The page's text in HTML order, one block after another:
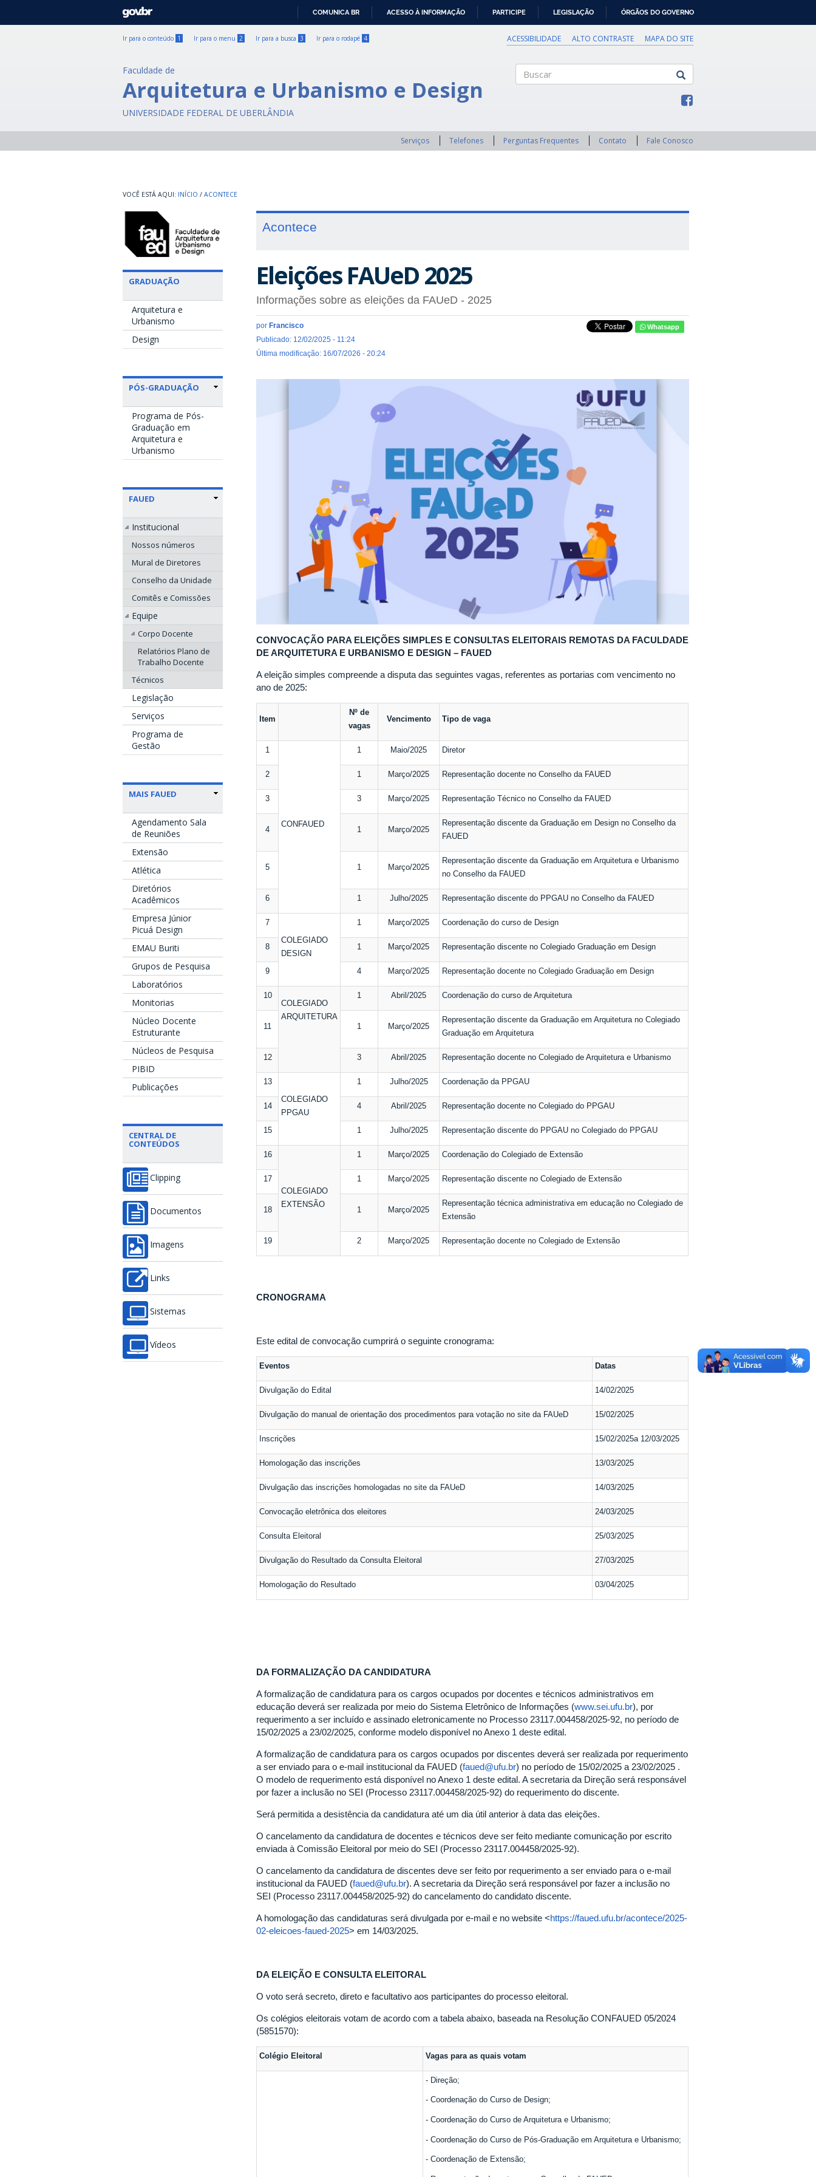
GOVBR
COMUNICA BR ACESSO À INFORMAÇÃO PARTICIPE LEGISLAÇÃO ÓRGÃOS DO GOVERNO
Ir para o conteúdo 1 Ir para o menu 2 Ir para a busca 3 Ir para o rodapé 4 ACESSIBILIDADE ALTO CONTRASTE MAPA DO SITE
Faculdade de
Arquitetura e Urbanismo e Design
UNIVERSIDADE FEDERAL DE UBERLÂNDIA
Serviços Telefones Perguntas Frequentes Contato Fale Conosco
INÍCIO / ACONTECE
GRADUAÇÃO
Arquitetura e
Urbanismo
Design
PÓS-GRADUAÇÃO
Programa de Pós-
Graduação em
Arquitetura e
Urbanismo
FAUED
Institucional
Nossos números
Mural de Diretores
Conselho da Unidade
Comitês e Comissões
Equipe
Corpo Docente
Relatórios Plano de
Trabalho Docente
Técnicos
Legislação
Serviços
Programa de
Gestão
MAIS FAUED
Agendamento Sala
de Reuniões
Extensão
Atlética
Diretórios
Acadêmicos
Empresa Júnior
Picuá Design
EMAU Buriti
Grupos de Pesquisa
Laboratórios
Monitorias
Núcleo Docente
Estruturante
Núcleos de Pesquisa
PIBID
Publicações
CENTRAL DE
CONTEÚDOS
Clipping
Documentos
Imagens
Links
Sistemas
Vídeos
Acontece
Eleições FAUeD 2025
Informações sobre as eleições da FAUeD - 2025
por Francisco
Publicado: 12/02/2025 - 11:24
Última modificação: 16/07/2026 - 20:24
Whatsapp
CONVOCAÇÃO PARA ELEIÇÕES SIMPLES E CONSULTAS ELEITORAIS REMOTAS DA FACULDADE
DE ARQUITETURA E URBANISMO E DESIGN – FAUED
A eleição simples compreende a disputa das seguintes vagas, referentes as portarias com vencimento no
ano de 2025:
Item
Nº de
vagas
Vencimento Tipo de vaga
1
CONFAUED
1 Maio/2025 Diretor
2 1 Março/2025 Representação docente no Conselho da FAUED
3 3 Março/2025 Representação Técnico no Conselho da FAUED
4 1 Março/2025
Representação discente da Graduação em Design no Conselho da
FAUED
5 1 Março/2025
Representação discente da Graduação em Arquitetura e Urbanismo
no Conselho da FAUED
6 1 Julho/2025 Representação discente do PPGAU no Conselho da FAUED
7
COLEGIADO
DESIGN
1 Março/2025 Coordenação do curso de Design
8 1 Março/2025 Representação discente no Colegiado Graduação em Design
9 4 Março/2025 Representação docente no Colegiado Graduação em Design
10
COLEGIADO
ARQUITETURA
1 Abril/2025 Coordenação do curso de Arquitetura
11 1 Março/2025
Representação discente da Graduação em Arquitetura no Colegiado
Graduação em Arquitetura
12 3 Abril/2025 Representação docente no Colegiado de Arquitetura e Urbanismo
13
COLEGIADO
PPGAU
1 Julho/2025 Coordenação da PPGAU
14 4 Abril/2025 Representação docente no Colegiado do PPGAU
15 1 Julho/2025 Representação discente do PPGAU no Colegiado do PPGAU
16
COLEGIADO
EXTENSÃO
1 Março/2025 Coordenação do Colegiado de Extensão
17 1 Março/2025 Representação discente no Colegiado de Extensão
18 1 Março/2025
Representação técnica administrativa em educação no Colegiado de
Extensão
19 2 Março/2025 Representação docente no Colegiado de Extensão
CRONOGRAMA
Este edital de convocação cumprirá o seguinte cronograma:
Eventos Datas
Divulgação do Edital 14/02/2025
Divulgação do manual de orientação dos procedimentos para votação no site da FAUeD 15/02/2025
Inscrições 15/02/2025a 12/03/2025
Homologação das inscrições 13/03/2025
Divulgação das inscrições homologadas no site da FAUeD 14/03/2025
Convocação eletrônica dos eleitores 24/03/2025
Consulta Eleitoral 25/03/2025
Divulgação do Resultado da Consulta Eleitoral 27/03/2025
Homologação do Resultado 03/04/2025
DA FORMALIZAÇÃO DA CANDIDATURA
A formalização de candidatura para os cargos ocupados por docentes e técnicos administrativos em
educação deverá ser realizada por meio do Sistema Eletrônico de Informações (www.sei.ufu.br), por
requerimento a ser incluído e assinado eletronicamente no Processo 23117.004458/2025-92, no período de
15/02/2025 a 23/02/2025, conforme modelo disponível no Anexo 1 deste edital.
A formalização de candidatura para os cargos ocupados por discentes deverá ser realizada por requerimento
a ser enviado para o e-mail institucional da FAUED (faued@ufu.br) no período de 15/02/2025 a 23/02/2025 .
O modelo de requerimento está disponível no Anexo 1 deste edital. A secretaria da Direção será responsável
por fazer a inclusão no SEI (Processo 23117.004458/2025-92) do requerimento do discente.
Será permitida a desistência da candidatura até um dia útil anterior à data das eleições.
O cancelamento da candidatura de docentes e técnicos deve ser feito mediante comunicação por escrito
enviada à Comissão Eleitoral por meio do SEI (Processo 23117.004458/2025-92).
O cancelamento da candidatura de discentes deve ser feito por requerimento a ser enviado para o e-mail
institucional da FAUED (faued@ufu.br). A secretaria da Direção será responsável por fazer a inclusão no
SEI (Processo 23117.004458/2025-92) do cancelamento do candidato discente.
A homologação das candidaturas será divulgada por e-mail e no website <https://faued.ufu.br/acontece/2025-
02-eleicoes-faued-2025> em 14/03/2025.
DA ELEIÇÃO E CONSULTA ELEITORAL
O voto será secreto, direto e facultativo aos participantes do processo eleitoral.
Os colégios eleitorais votam de acordo com a tabela abaixo, baseada na Resolução CONFAUED 05/2024
(5851570):
Colégio Eleitoral Vagas para as quais votam
- Direção;
- Coordenação do Curso de Design;
- Coordenação do Curso de Arquitetura e Urbanismo;
- Coordenação do Curso de Pós-Graduação em Arquitetura e Urbanismo;
- Coordenação de Extensão;